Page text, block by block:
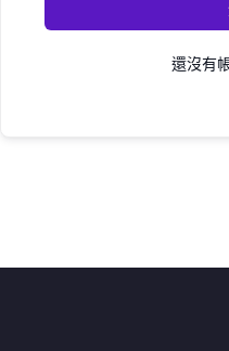
還沒有